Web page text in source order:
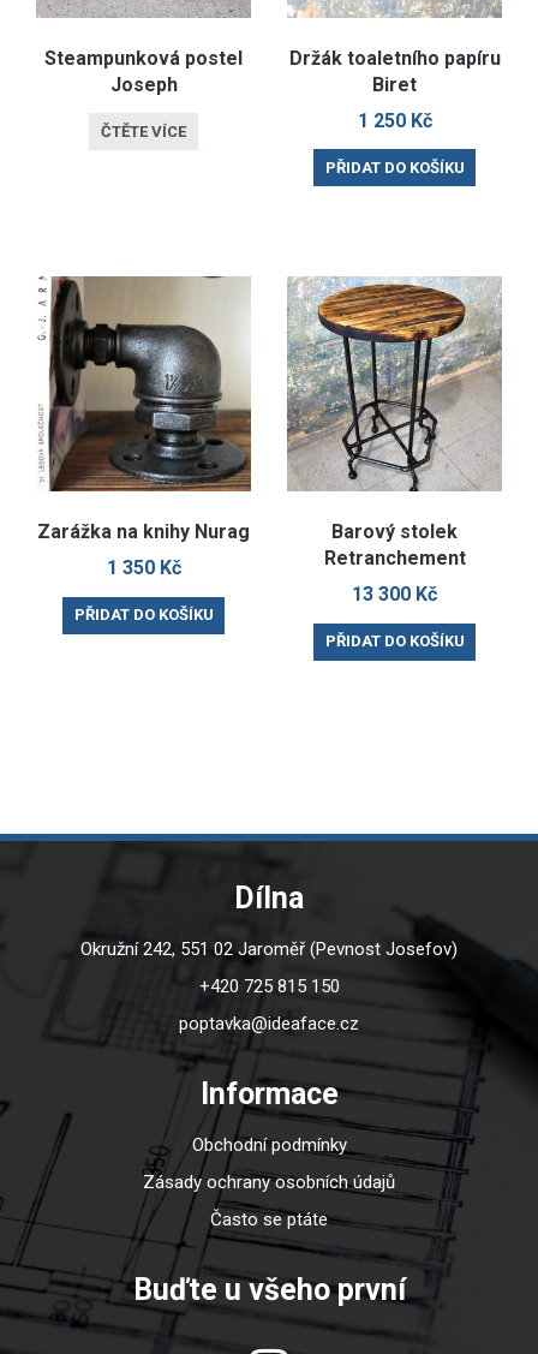
Steampunková postel
Joseph
ČTĚTE VÍCE
Držák toaletního papíru
Biret
1 250 Kč
PŘIDAT DO KOŠÍKU
Zarážka na knihy Nurag
1 350 Kč
PŘIDAT DO KOŠÍKU
Barový stolek
Retranchement
13 300 Kč
PŘIDAT DO KOŠÍKU
Dílna
Okružní 242, 551 02 Jaroměř (Pevnost Josefov)
+420 725 815 150
poptavka@ideaface.cz
Informace
Obchodní podmínky
Zásady ochrany osobních údajů
Často se ptáte
Buďte u všeho první